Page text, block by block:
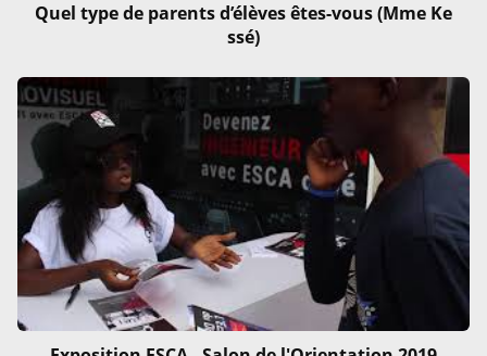
Quel type de parents d’élèves êtes-vous (Mme Ke
ssé)